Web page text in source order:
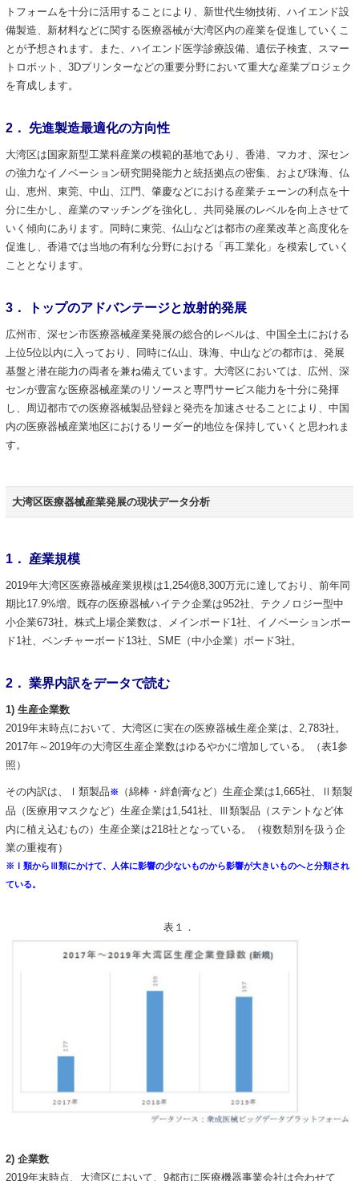
トフォームを十分に活用することにより、新世代生物技術、ハイエンド設
備製造、新材料などに関する医療器械が大湾区内の産業を促進していくこ
とが予想されます。また、ハイエンド医学診療設備、遺伝子検査、スマー
トロボット、3Dプリンターなどの重要分野において重大な産業プロジェク
を育成します。
2． 先進製造最適化の方向性
大湾区は国家新型工業科産業の模範的基地であり、香港、マカオ、深セン
の強力なイノベーション研究開発能力と統括拠点の密集、および珠海、仏
山、恵州、東莞、中山、江門、肇慶などにおける産業チェーンの利点を十
分に生かし、産業のマッチングを強化し、共同発展のレベルを向上させて
いく傾向にあります。同時に東莞、仏山などは都市の産業改革と高度化を
促進し、香港では当地の有利な分野における「再工業化」を模索していく
こととなります。
3． トップのアドバンテージと放射的発展
広州市、深セン市医療器械産業発展の総合的レベルは、中国全土における
上位5位以内に入っており、同時に仏山、珠海、中山などの都市は、発展
基盤と潜在能力の両者を兼ね備えています。大湾区においては、広州、深
センが豊富な医療器械産業のリソースと専門サービス能力を十分に発揮
し、周辺都市での医療器械製品登録と発売を加速させることにより、中国
内の医療器械産業地区におけるリーダー的地位を保持していくと思われま
す。
大湾区医療器械産業発展の現状データ分析
1． 産業規模
2019年大湾区医療器械産業規模は1,254億8,300万元に達しており、前年同
期比17.9%増。既存の医療器械ハイテク企業は952社、テクノロジー型中
小企業673社。株式上場企業数は、メインボード1社、イノベーションボー
ド1社、ベンチャーボード13社、SME（中小企業）ボード3社。
2． 業界内訳をデータで読む
1) 生産企業数
2019年末時点において、大湾区に実在の医療器械生産企業は、2,783社。
2017年～2019年の大湾区生産企業数はゆるやかに増加している。（表1参
照）
その内訳は、Ⅰ類製品※
（綿棒・絆創膏など）生産企業は1,665社、Ⅱ類製
品（医療用マスクなど）生産企業は1,541社、Ⅲ類製品（ステントなど体
内に植え込むもの）生産企業は218社となっている。（複数類別を扱う企
業の重複有）
※Ⅰ類からⅢ類にかけて、人体に影響の少ないものから影響が大きいものへと分類され
ている。
表１．
2) 企業数
2019年末時点、大湾区において、9都市に医療機器事業会社は合わせて